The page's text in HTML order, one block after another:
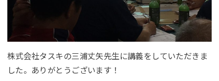
株式会社タスキの三浦丈矢先生に講義をしていただきま
した。ありがとうございます！